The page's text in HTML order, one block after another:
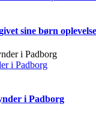
sine børn
i Padborg
i Padborg